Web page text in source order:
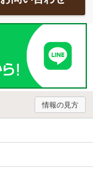
情報の見方